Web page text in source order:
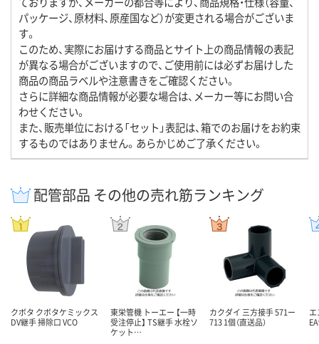
パッケージ、原材料、原産国など）が変更される場合がございま
す。
このため、実際にお届けする商品とサイト上の商品情報の表記
が異なる場合がございますので、ご使用前には必ずお届けした
商品の商品ラベルや注意書きをご確認ください。
さらに詳細な商品情報が必要な場合は、メーカー等にお問い合
わせください。
また、販売単位における「セット」表記は、箱でのお届けをお約束
するものではありません。あらかじめご了承ください。
配管部品 その他の売れ筋ランキング
クボタ クボタケミックス
DV継手 掃除口 VCO
東栄管機 トーエー 【一時
受注停止】 TS継手 水栓ソ
ケット…
カクダイ 三方接手 571ー
713 1個（直送品）